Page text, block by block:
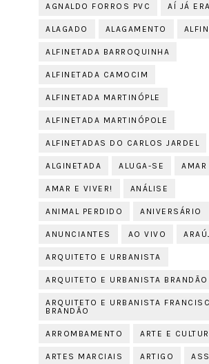
AGNALDO FORROS PVC AÍ JÁ
ALAGADO ALAGAMENTO
ALFINETADA BARROQUINHA
ALFINETADA CAMOCIM
ALFINETADA MARTINÓPLE
ALFINETADA MARTINÓPOLE
ALFINETADAS DO CARLOS JARDEL
ALGINETADA ALUGA-SE AMAR
AMAR E VIVER! ANÁLISE
ANIMAL PERDIDO ANIVERSÁRIO
ANUNCIANTES AO VIVO
ARQUITETO E URBANISTA
ARQUITETO E URBANISTA BRANDÃO
ARQUITETO E URBANISTA
BRANDÃO
ARROMBAMENTO ARTE E
ARTES MARCIAIS ARTIGO